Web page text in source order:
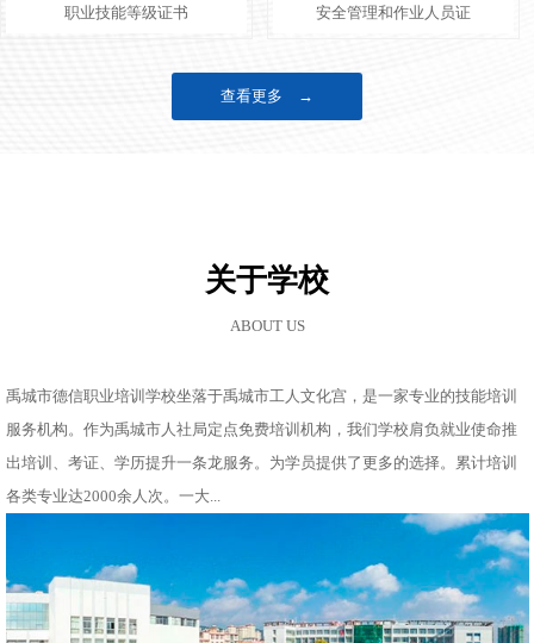
职业技能等级证书 安全管理和作业人员证
查看更多 →
关于学校
ABOUT US
禹城市德信职业培训学校坐落于禹城市工人文化宫，是一家专业的技能培训
服务机构。作为禹城市人社局定点免费培训机构，我们学校肩负就业使命推
出培训、考证、学历提升一条龙服务。为学员提供了更多的选择。累计培训
各类专业达2000余人次。一大...